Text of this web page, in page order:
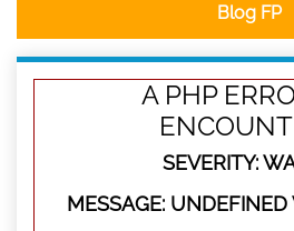
Blog FP
A PHP
SEVERITY:
MESSAGE: UNDEFINED